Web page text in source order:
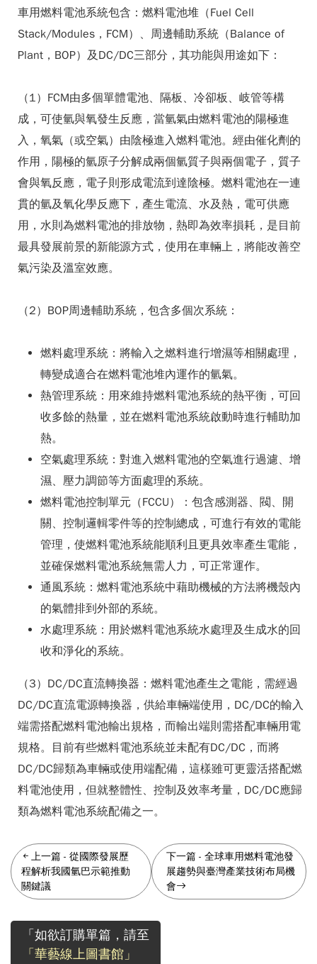
車用燃料電池系統包含：燃料電池堆（Fuel Cell
Stack/Modules，FCM）、周邊輔助系統（Balance of
Plant，BOP）及DC/DC三部分，其功能與用途如下：
（1）FCM由多個單體電池、隔板、冷卻板、岐管等構
成，可使氫與氧發生反應，當氫氣由燃料電池的陽極進
入，氧氣（或空氣）由陰極進入燃料電池。經由催化劑的
作用，陽極的氫原子分解成兩個氫質子與兩個電子，質子
會與氧反應，電子則形成電流到達陰極。燃料電池在一連
貫的氫及氧化學反應下，產生電流、水及熱，電可供應
用，水則為燃料電池的排放物，熱即為效率損耗，是目前
最具發展前景的新能源方式，使用在車輛上，將能改善空
氣污染及溫室效應。
（2）BOP周邊輔助系統，包含多個次系統：
燃料處理系統：將輸入之燃料進行增濕等相關處理，
轉變成適合在燃料電池堆內運作的氫氣。
熱管理系統：用來維持燃料電池系統的熱平衡，可回
收多餘的熱量，並在燃料電池系統啟動時進行輔助加
熱。
空氣處理系統：對進入燃料電池的空氣進行過濾、增
濕、壓力調節等方面處理的系統。
燃料電池控制單元（FCCU）：包含感測器、閥、開
關、控制邏輯零件等的控制總成，可進行有效的電能
管理，使燃料電池系統能順利且更具效率產生電能，
並確保燃料電池系統無需人力，可正常運作。
通風系統：燃料電池系統中藉助機械的方法將機殼內
的氣體排到外部的系統。
水處理系統：用於燃料電池系統水處理及生成水的回
收和淨化的系統。
（3）DC/DC直流轉換器：燃料電池產生之電能，需經過
DC/DC直流電源轉換器，供給車輛端使用，DC/DC的輸入
端需搭配燃料電池輸出規格，而輸出端則需搭配車輛用電
規格。目前有些燃料電池系統並未配有DC/DC，而將
DC/DC歸類為車輛或使用端配備，這樣雖可更靈活搭配燃
料電池使用，但就整體性、控制及效率考量，DC/DC應歸
類為燃料電池系統配備之一。
上一篇 - 從國際發展歷
程解析我國氫巴示範推動
關鍵議
下一篇 -全球車用燃料電池發
展趨勢與臺灣產業技術布局機
會
「如欲訂購單篇，請至
「華藝線上圖書館」